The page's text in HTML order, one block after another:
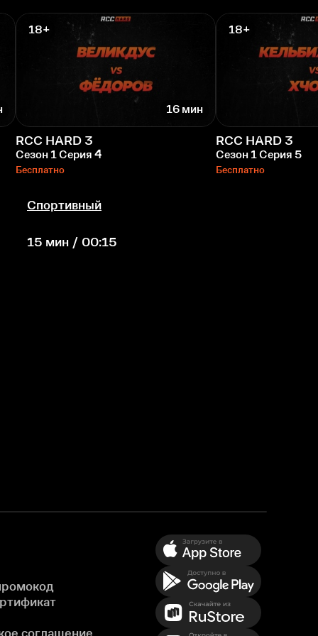
18+
16 мин
RCC HARD 3
Сезон 1 Серия 4
Бесплатно
18+
RCC HARD 3
Сезон 1 Серия 5
Бесплатно
Спортивный
15 мин / 00:15
соглашение